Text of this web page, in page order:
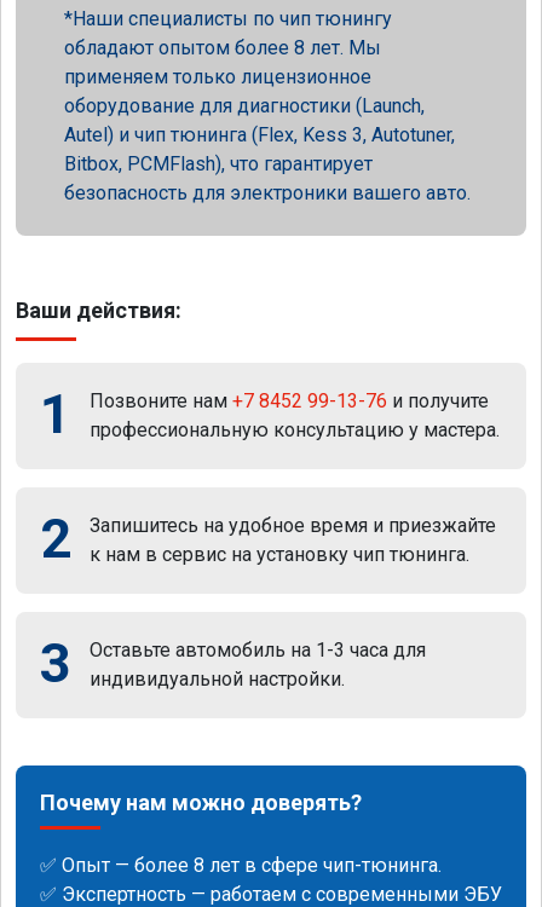
Наши специалисты по чип тюнингу
обладают опытом более 8 лет. Мы
применяем только лицензионное
оборудование для диагностики (Launch,
Autel) и чип тюнинга (Flex, Kess 3, Autotuner,
Bitbox, PCMFlash), что гарантирует
безопасность для электроники вашего авто.
Ваши действия:
1 Позвоните нам +7 8452 99-13-76 и получите
профессиональную консультацию у мастера.
2
Запишитесь на удобное время и приезжайте
к нам в сервис на установку чип тюнинга.
3
Оставьте автомобиль на 1-3 часа для
индивидуальной настройки.
Почему нам можно доверять?
✅ Опыт — более 8 лет в сфере чип-тюнинга.
✅ Экспертность — работаем с современными ЭБУ